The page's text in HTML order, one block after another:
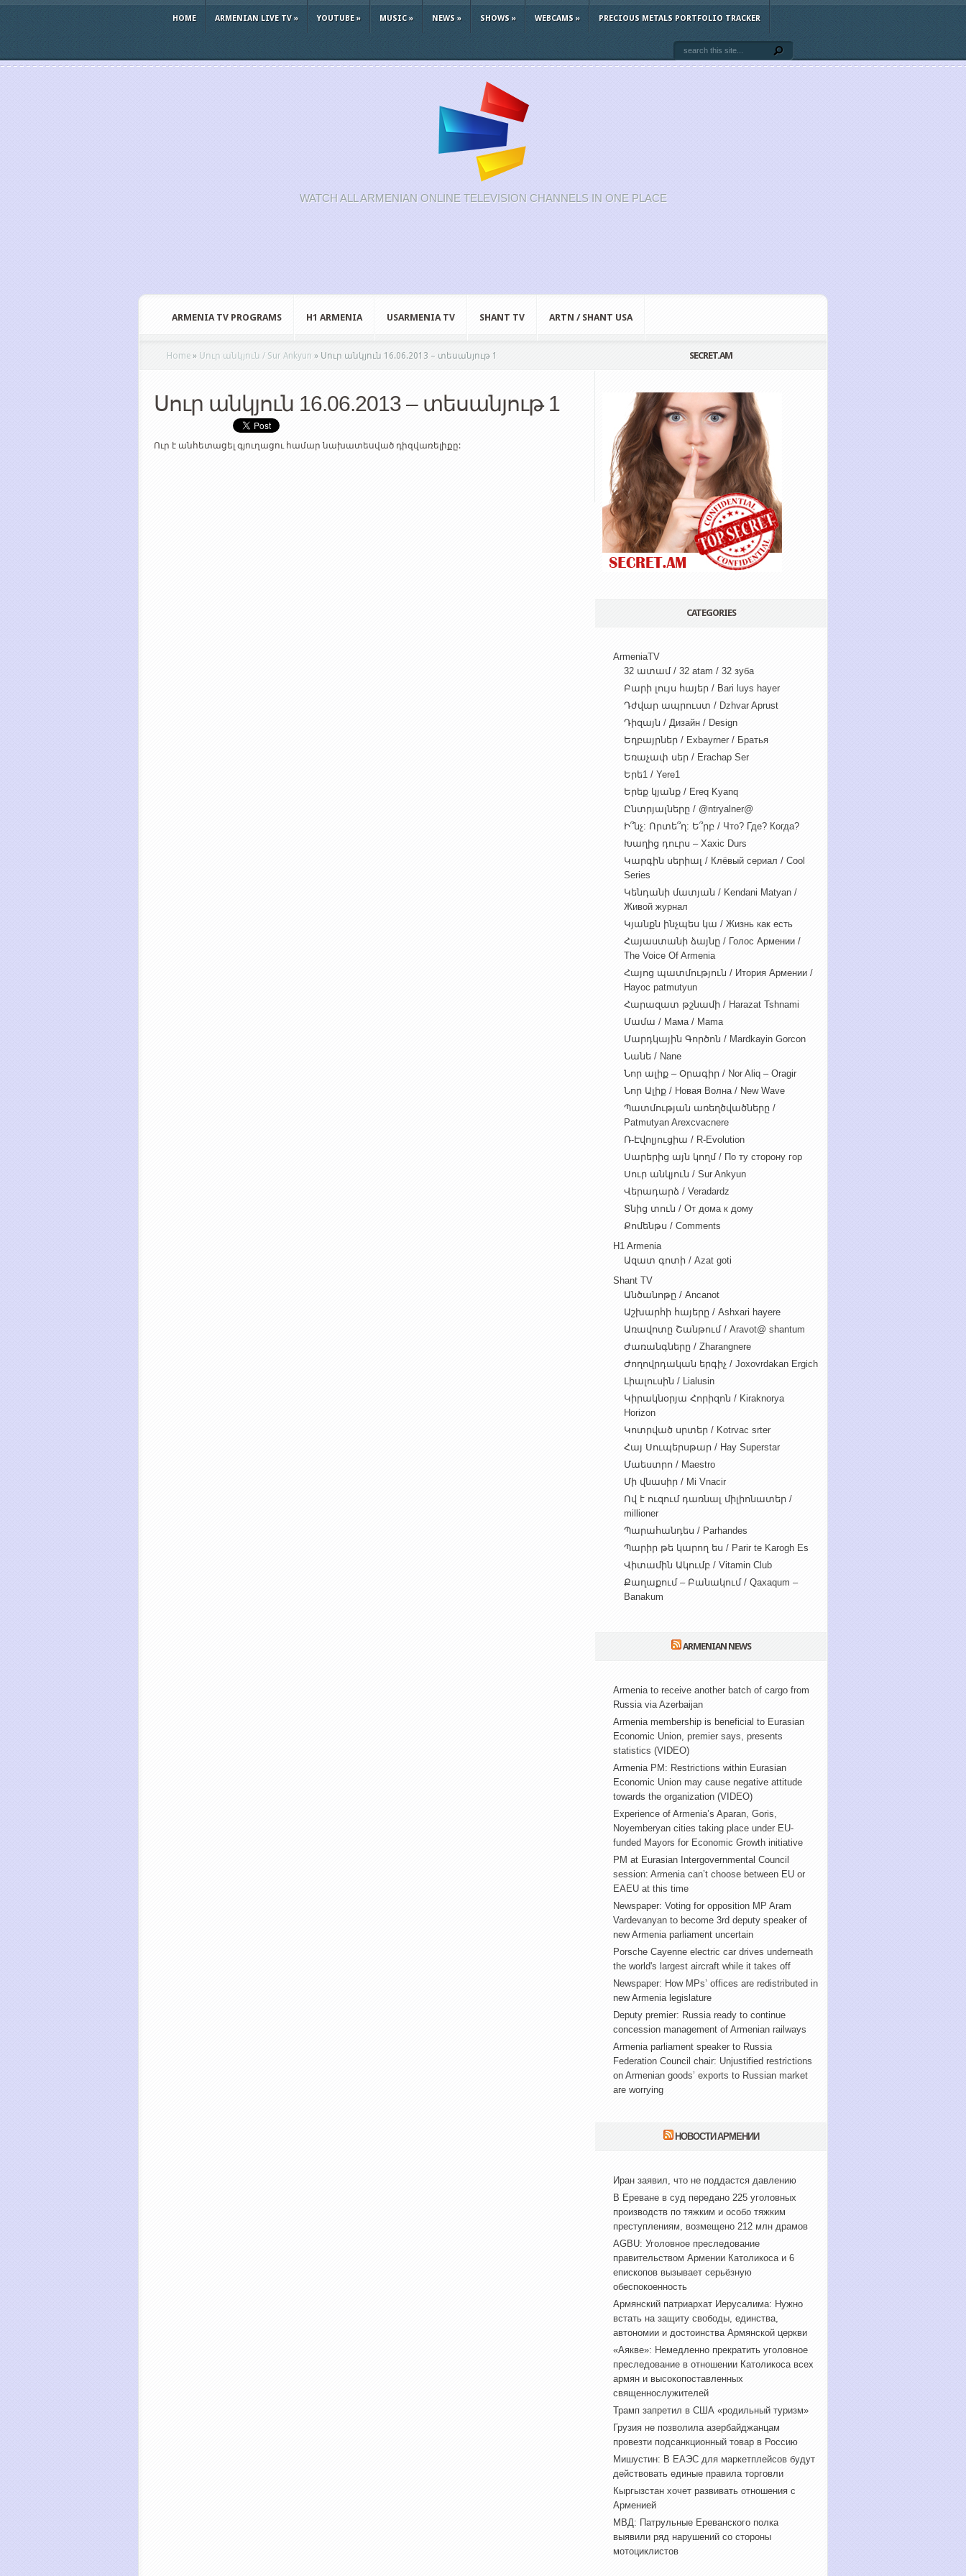
HOME ARMENIAN LIVE TV» YOUTUBE» MUSIC» NEWS » SHOWS » WEBCAMS » PRECIOUS METALS PORTFOLIO TRACKER
WATCH ALL ARMENIAN ONLINE TELEVISION CHANNELS IN ONE PLACE
ARMENIA TV PROGRAMS H1 ARMENIA USARMENIA TV SHANT TV ARTN / SHANT USA
Home » Սուր անկյուն / Sur Ankyun » Սուր անկյուն 16.06.2013 – տեսանյութ 1
Սուր անկյուն 16.06.2013 – տեսանյութ 1
Ուր է անհետացել գյուղացու համար նախատեսված դիզվառելիքը:
SECRET.AM
CATEGORIES
ArmeniaTV
32 ատամ / 32 atam / 32 зуба
Բարի լույս հայեր / Bari luys hayer
Դժվար ապրուստ / Dzhvar Aprust
Դիզայն / Дизайн / Design
Եղբայրներ / Exbayrner / Братья
Եռաչափ սեր / Erachap Ser
Երե1 / Yere1
Երեք կյանք / Ereq Kyanq
Ընտրյալները / @ntryalner@
Ի՞նչ: Որտե՞ղ: Ե՞րբ / Что? Где? Когда?
Խաղից դուրս – Xaxic Durs
Կարգին սերիալ / Клёвый сериал / Cool
Series
Կենդանի մատյան / Kendani Matyan /
Живой журнал
Կյանքն ինչպես կա / Жизнь как есть
Հայաստանի ձայնը / Голос Армении /
The Voice Of Armenia
Հայոց պատմություն / Итория Армении /
Hayoc patmutyun
Հարազատ թշնամի / Harazat Tshnami
Մամա / Мама / Mama
Մարդկային Գործոն / Mardkayin Gorcon
Նանե / Nane
Նոր ալիք – Օրագիր / Nor Aliq – Oragir
Նոր Ալիք / Новая Волна / New Wave
Պատմության առեղծվածները /
Patmutyan Arexcvacnere
Ռ-Էվոլյուցիա / R-Evolution
Սարերից այն կողմ / По ту сторону гор
Սուր անկյուն / Sur Ankyun
Վերադարձ / Veradardz
Տնից տուն / От дома к дому
Քոմենթս / Comments
H1 Armenia
Ազատ գոտի / Azat goti
Shant TV
Անծանոթը / Ancanot
Աշխարհի հայերը / Ashxari hayere
Առավոտը Շանթում / Aravot@ shantum
Ժառանգները / Zharangnere
Ժողովրդական երգիչ / Joxovrdakan Ergich
Լիալուսին / Lialusin
Կիրակնօրյա Հորիզոն / Kiraknorya
Horizon
Կոտրված սրտեր / Kotrvac srter
Հայ Սուպերսթար / Hay Superstar
Մաեստրո / Maestro
Մի վնասիր / Mi Vnacir
Ով է ուզում դառնալ միլիոնատեր /
millioner
Պարահանդես / Parhandes
Պարիր թե կարող ես / Parir te Karogh Es
Վիտամին Ակումբ / Vitamin Club
Քաղաքում – Բանակում / Qaxaqum –
Banakum
ARMENIAN NEWS
Armenia to receive another batch of cargo from
Russia via Azerbaijan
Armenia membership is beneficial to Eurasian
Economic Union, premier says, presents
statistics (VIDEO)
Armenia PM: Restrictions within Eurasian
Economic Union may cause negative attitude
towards the organization (VIDEO)
Experience of Armenia’s Aparan, Goris,
Noyemberyan cities taking place under EU-
funded Mayors for Economic Growth initiative
PM at Eurasian Intergovernmental Council
session: Armenia can’t choose between EU or
EAEU at this time
Newspaper: Voting for opposition MP Aram
Vardevanyan to become 3rd deputy speaker of
new Armenia parliament uncertain
Porsche Cayenne electric car drives underneath
the world's largest aircraft while it takes off
Newspaper: How MPs’ offices are redistributed in
new Armenia legislature
Deputy premier: Russia ready to continue
concession management of Armenian railways
Armenia parliament speaker to Russia
Federation Council chair: Unjustified restrictions
on Armenian goods’ exports to Russian market
are worrying
НОВОСТИ АРМЕНИИ
Иран заявил, что не поддастся давлению
В Ереване в суд передано 225 уголовных
производств по тяжким и особо тяжким
преступлениям, возмещено 212 млн драмов
АGBU: Уголовное преследование
правительством Армении Католикоса и 6
епископов вызывает серьёзную
обеспокоенность
Армянский патриархат Иерусалима: Нужно
встать на защиту свободы, единства,
автономии и достоинства Армянской церкви
«Аякве»: Немедленно прекратить уголовное
преследование в отношении Католикоса всех
армян и высокопоставленных
священнослужителей
Трамп запретил в США «родильный туризм»
Грузия не позволила азербайджанцам
провезти подсанкционный товар в Россию
Мишустин: В ЕАЭС для маркетплейсов будут
действовать единые правила торговли
Кыргызстан хочет развивать отношения с
Арменией
МВД: Патрульные Ереванского полка
выявили ряд нарушений со стороны
мотоциклистов